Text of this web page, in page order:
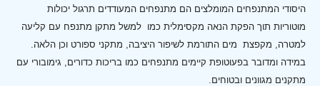
היסודי המתנפחים המומלצים הם מתנפחים המעודדים תרגול יכולות
מוטוריות תוך הפקת הנאה מקסימלית כמו למשל מתקן מתנפח עם קליעה
למטרה, מקפצת מים התורמת לשיפור היציבה, מתקני ספורט וכן הלאה.
במידה ומדובר בפעוטופת קיימים מתנפחים כמו בריכות כדורים, גימובורי עם
מתקנים מגוונים ובטוחים.